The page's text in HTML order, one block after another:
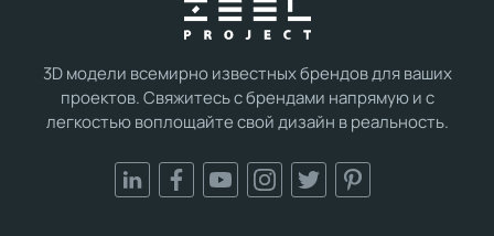
3D модели всемирно известных брендов для ваших
проектов. Свяжитесь с брендами напрямую и с
легкостью воплощайте свой дизайн в реальность.